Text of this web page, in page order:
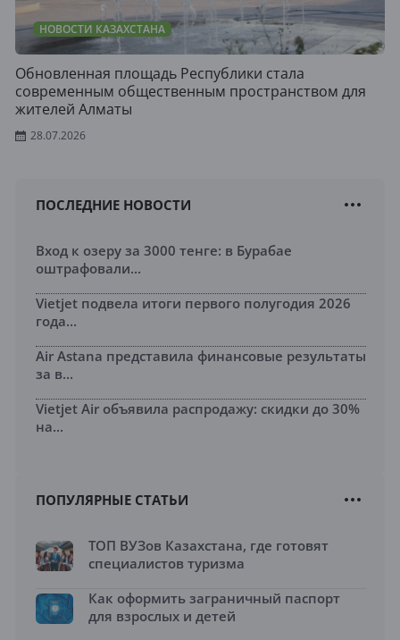
НОВОСТИ КАЗАХСТАНА
Обновленная площадь Республики стала
современным общественным пространством для
жителей Алматы
28.07.2026
ПОСЛЕДНИЕ НОВОСТИ
Вход к озеру за 3000 тенге: в Бурабае
оштрафовали...
Vietjet подвела итоги первого полугодия 2026
года...
Air Astana представила финансовые результаты
за в...
Vietjet Air объявила распродажу: скидки до 30%
на...
ПОПУЛЯРНЫЕ СТАТЬИ
ТОП ВУЗов Казахстана, где готовят
специалистов туризма
Как оформить заграничный паспорт
для взрослых и детей